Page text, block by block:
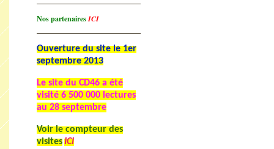
Nos partenairesICI
Ouverture du site le 1er
septembre 2013
Le site du CD46 a été
visité 6 500 000 lectures
au 28 septembre
Voir le compteur des
visitesICI